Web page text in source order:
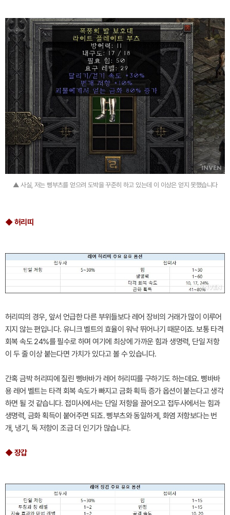
▲ 사실, 저는 삥부츠를 얻으려 도박을 꾸준히 하고 있는데 이 이상은 얻지 못했습니다
◆ 허리띠
허리띠의 경우, 앞서 언급한 다른 부위들보다 레어 장비의 거래가 많이 이루어
지지 않는 편입니다. 유니크 벨트의 효율이 워낙 뛰어나기 때문이죠. 보통 타격
회복 속도 24%를 필수로 하며 여기에 최상에 가까운 힘과 생명력, 단일 저항
이 두 줄 이상 붙는다면 가치가 있다고 볼 수 있습니다.
간혹 금박 허리띠에 질린 삥바바가 레어 허리띠를 구하기도 하는데요. 삥바바
용 레어 벨트는 타격 회복 속도가 빠지고 금화 획득 증가 옵션이 붙는다고 생각
하면 될 것 같습니다. 접미사에서는 단일 저항을 끌어오고 접두사에서는 힘과
생명력, 금화 획득이 붙어주면 되죠. 삥부츠와 동일하게, 화염 저항보다는 번
개, 냉기, 독 저항이 조금 더 인기가 많습니다.
◆ 장갑